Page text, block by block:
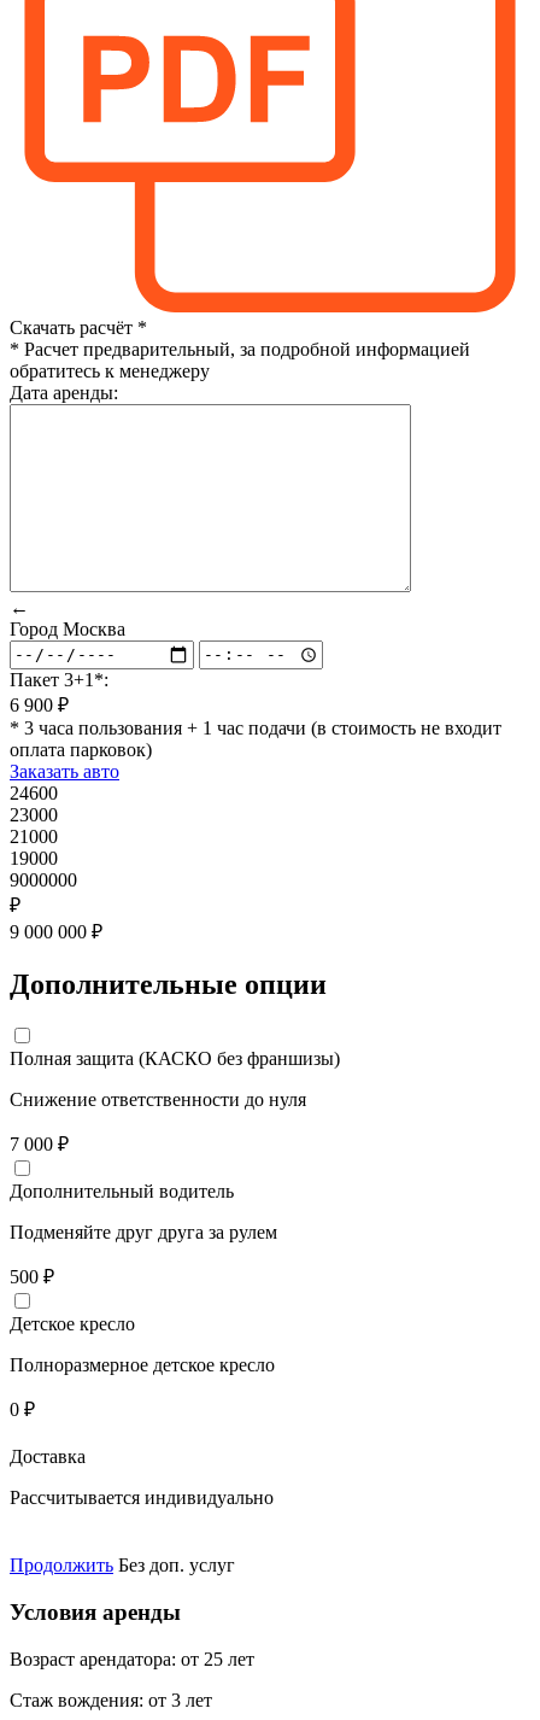
Скачать расчёт *
* Расчет предварительный, за подробной информацией
обратитесь к менеджеру
Дата аренды:
←
Город Москва
Пакет 3+1*:
6 900 ₽
* 3 часа пользования + 1 час подачи (в стоимость не входит
оплата парковок)
Заказать авто
24600
23000
21000
19000
9000000
₽
9 000 000 ₽
Дополнительные опции
Полная защита (КАСКО без франшизы)
Снижение ответственности до нуля
7 000 ₽
Дополнительный водитель
Подменяйте друг друга за рулем
500 ₽
Детское кресло
Полноразмерное детское кресло
0 ₽
Доставка
Рассчитывается индивидуально
Продолжить Без доп. услуг
Условия аренды
Возраст арендатора: от 25 лет
Стаж вождения: от 3 лет